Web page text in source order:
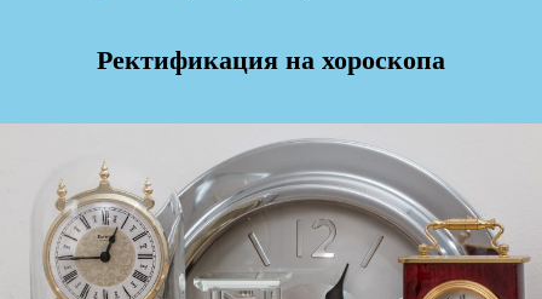
Ректификация на хороскопа